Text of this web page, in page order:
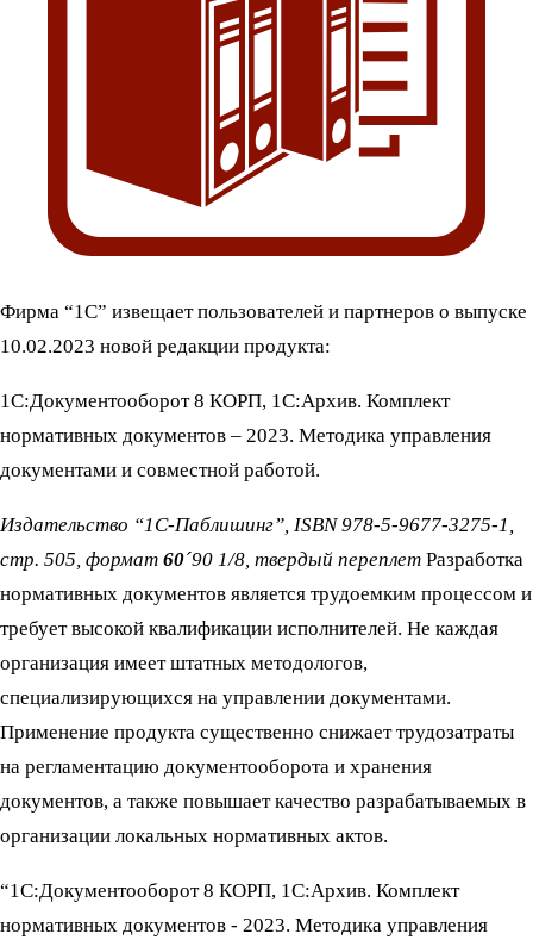
Фирма “1С” извещает пользователей и партнеров о выпуске
10.02.2023 новой редакции продукта:
1С:Документооборот 8 КОРП, 1С:Архив. Комплект
нормативных документов – 2023. Методика управления
документами и совместной работой.
Издательство “1С-Паблишинг”, ISBN 978-5-9677-3275-1,
стр. 505, формат 60´90 1/8, твердый переплет Разработка
нормативных документов является трудоемким процессом и
требует высокой квалификации исполнителей. Не каждая
организация имеет штатных методологов,
специализирующихся на управлении документами.
Применение продукта существенно снижает трудозатраты
на регламентацию документооборота и хранения
документов, а также повышает качество разрабатываемых в
организации локальных нормативных актов.
“1С:Документооборот 8 КОРП, 1С:Архив. Комплект
нормативных документов - 2023. Методика управления